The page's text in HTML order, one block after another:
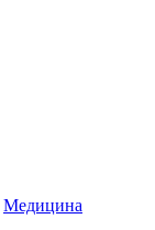
Медицина